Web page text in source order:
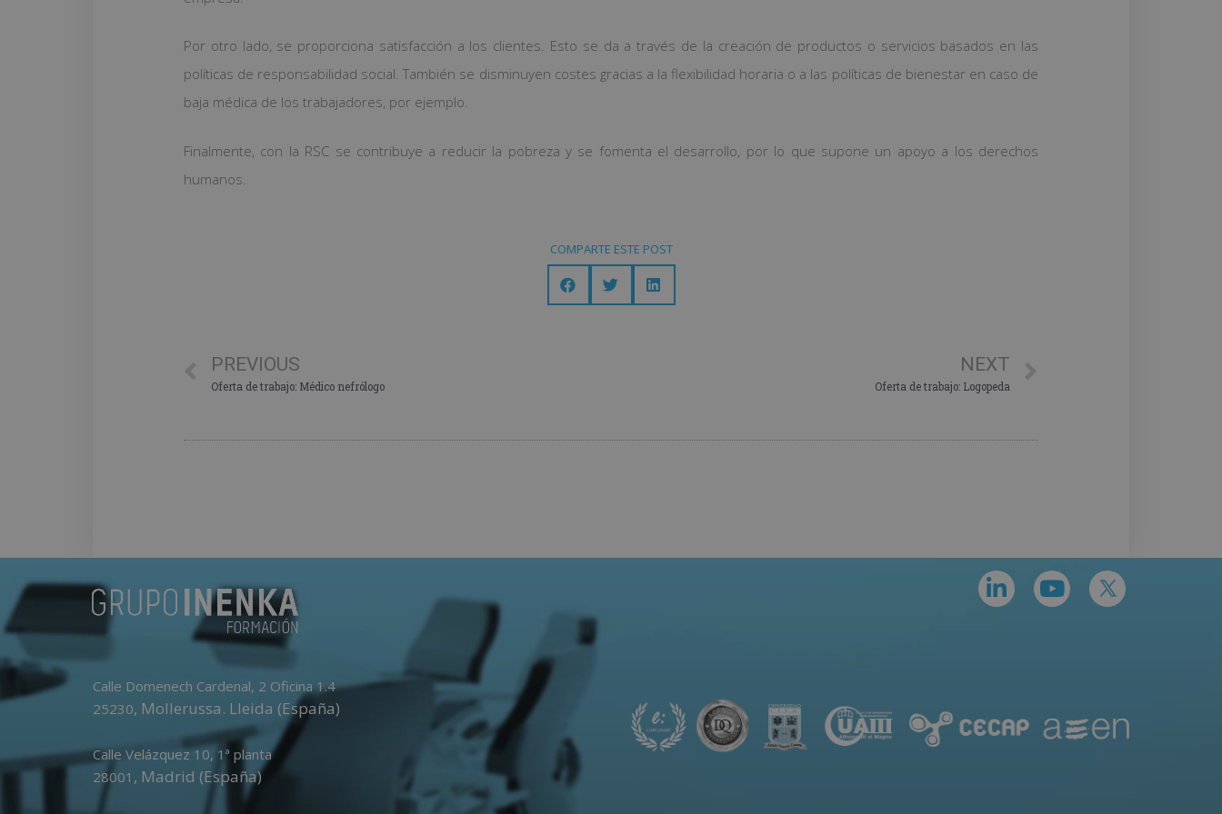
Por otro lado, se proporciona satisfacción a los clientes. Esto se da a través de la creación de productos o servicios basados en las
políticas de responsabilidad social. También se disminuyen costes gracias a la flexibilidad horaria o a las políticas de bienestar en caso de
baja médica de los trabajadores, por ejemplo.
Finalmente, con la RSC se contribuye a reducir la pobreza y se fomenta el desarrollo, por lo que supone un apoyo a los derechos
humanos.
COMPARTE ESTE POST
PREVIOUS
Oferta de trabajo: Médico nefrólogo
NEXT
Oferta de trabajo: Logopeda
Calle Domenech Cardenal, 2 Oficina 1.4
25230, Mollerussa. Lleida (España)
Calle Velázquez 10, 1ª planta
28001 , Madrid (España)